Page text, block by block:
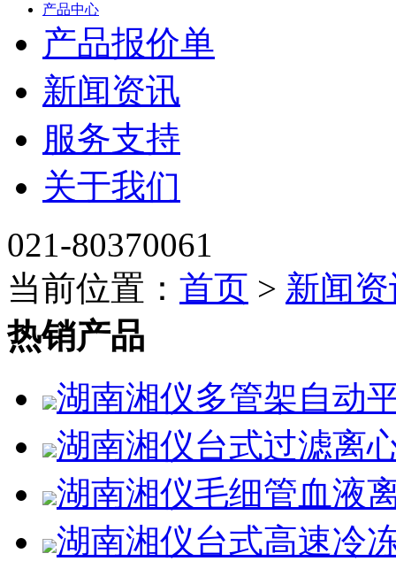
产品中心
产品报价单
新闻资讯
服务支持
关于我们
021-80370061
当前位置： 首页 > 新闻
热销产品
湖南湘仪多管架自动
湖南湘仪台式过滤离
湖南湘仪毛细管血液
湖南湘仪台式高速冷